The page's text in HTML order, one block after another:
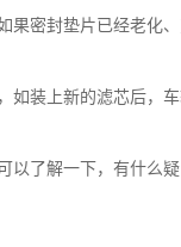
果密封垫片已经老化
装上新的滤芯后，
以了解一下，有什么